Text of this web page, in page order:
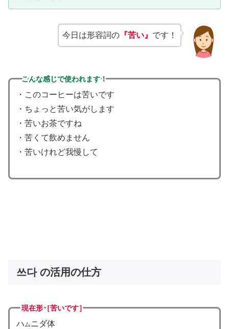
今日は形容詞の 『苦い』 です！
こんな感じで使われます！
・このコーヒーは苦いです
・ちょっと苦い気がします
・苦いお茶ですね
・苦くて飲めません
・苦いけれど我慢して
쓰다 の活用の仕方
現在形［苦いです］
ハムニダ体